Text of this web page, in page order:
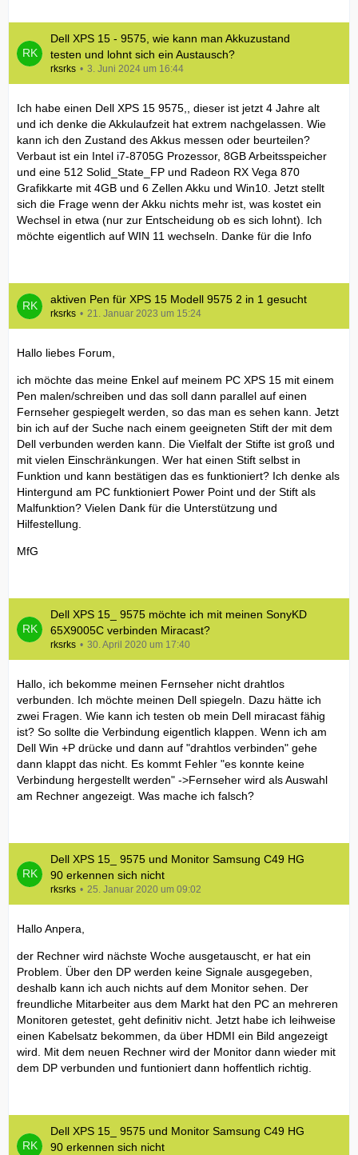
Dell XPS 15 - 9575, wie kann man Akkuzustand
testen und lohnt sich ein Austausch?
rksrks 3. Juni 2024 um 16:44
Ich habe einen Dell XPS 15 9575,, dieser ist jetzt 4 Jahre alt
und ich denke die Akkulaufzeit hat extrem nachgelassen. Wie
kann ich den Zustand des Akkus messen oder beurteilen?
Verbaut ist ein Intel i7-8705G Prozessor, 8GB Arbeitsspeicher
und eine 512 Solid_State_FP und Radeon RX Vega 870
Grafikkarte mit 4GB und 6 Zellen Akku und Win10. Jetzt stellt
sich die Frage wenn der Akku nichts mehr ist, was kostet ein
Wechsel in etwa (nur zur Entscheidung ob es sich lohnt). Ich
möchte eigentlich auf WIN 11 wechseln. Danke für die Info
aktiven Pen für XPS 15 Modell 9575 2 in 1 gesucht
rksrks 21. Januar 2023 um 15:24
Hallo liebes Forum,
ich möchte das meine Enkel auf meinem PC XPS 15 mit einem
Pen malen/schreiben und das soll dann parallel auf einen
Fernseher gespiegelt werden, so das man es sehen kann. Jetzt
bin ich auf der Suche nach einem geeigneten Stift der mit dem
Dell verbunden werden kann. Die Vielfalt der Stifte ist groß und
mit vielen Einschränkungen. Wer hat einen Stift selbst in
Funktion und kann bestätigen das es funktioniert? Ich denke als
Hintergund am PC funktioniert Power Point und der Stift als
Malfunktion? Vielen Dank für die Unterstützung und
Hilfestellung.
MfG
Dell XPS 15_ 9575 möchte ich mit meinen SonyKD
65X9005C verbinden Miracast?
rksrks 30. April 2020 um 17:40
Hallo, ich bekomme meinen Fernseher nicht drahtlos
verbunden. Ich möchte meinen Dell spiegeln. Dazu hätte ich
zwei Fragen. Wie kann ich testen ob mein Dell miracast fähig
ist? So sollte die Verbindung eigentlich klappen. Wenn ich am
Dell Win +P drücke und dann auf "drahtlos verbinden" gehe
dann klappt das nicht. Es kommt Fehler "es konnte keine
Verbindung hergestellt werden" ->Fernseher wird als Auswahl
am Rechner angezeigt. Was mache ich falsch?
Dell XPS 15_ 9575 und Monitor Samsung C49 HG
90 erkennen sich nicht
rksrks 25. Januar 2020 um 09:02
Hallo Anpera,
der Rechner wird nächste Woche ausgetauscht, er hat ein
Problem. Über den DP werden keine Signale ausgegeben,
deshalb kann ich auch nichts auf dem Monitor sehen. Der
freundliche Mitarbeiter aus dem Markt hat den PC an mehreren
Monitoren getestet, geht definitiv nicht. Jetzt habe ich leihweise
einen Kabelsatz bekommen, da über HDMI ein Bild angezeigt
wird. Mit dem neuen Rechner wird der Monitor dann wieder mit
dem DP verbunden und funtioniert dann hoffentlich richtig.
Dell XPS 15_ 9575 und Monitor Samsung C49 HG
90 erkennen sich nicht